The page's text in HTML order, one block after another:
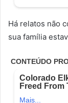
Há relatos não
sua família